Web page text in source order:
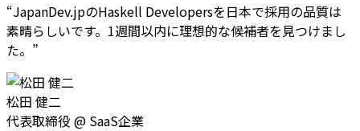
“JapanDev.jpのHaskell Developersを日本で採用の品質は
素晴らしいです。1週間以内に理想的な候補者を見つけまし
た。 ”
松田 健二
代表取締役 @ SaaS企業